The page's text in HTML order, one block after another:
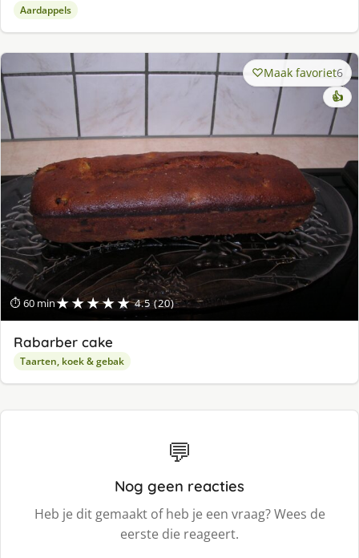
Aardappels
⏱ 60 min★★★★★ 4.5 (20)
Maak favoriet6
👍
Rabarber cake
Taarten, koek & gebak
💬
Nog geen reacties
Heb je dit gemaakt of heb je een vraag? Wees de
eerste die reageert.